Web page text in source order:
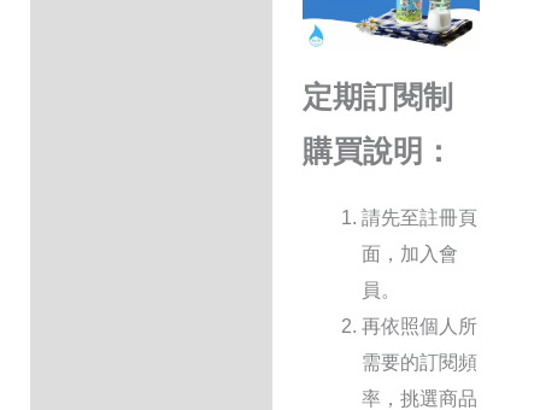
定期訂閱制
購買說明：
請先至註冊頁
面，加入會
員。
再依照個人所
需要的訂閱頻
率，挑選商品